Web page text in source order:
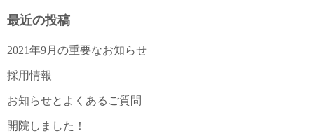
最近の投稿
2021年9月の重要なお知らせ
採用情報
お知らせとよくあるご質問
開院しました！